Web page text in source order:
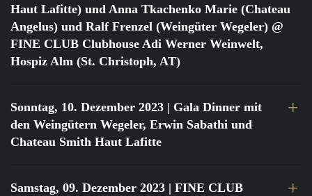
Haut Lafitte) und Anna Tkachenko Marie (Chateau
Angelus) und Ralf Frenzel (Weingüter Wegeler) @
FINE CLUB Clubhouse Adi Werner Weinwelt,
Hospiz Alm (St. Christoph, AT)
Sonntag, 10. Dezember 2023 | Gala Dinner mit
den Weingütern Wegeler, Erwin Sabathi und
Chateau Smith Haut Lafitte
Samstag, 09. Dezember 2023 | FINE CLUB